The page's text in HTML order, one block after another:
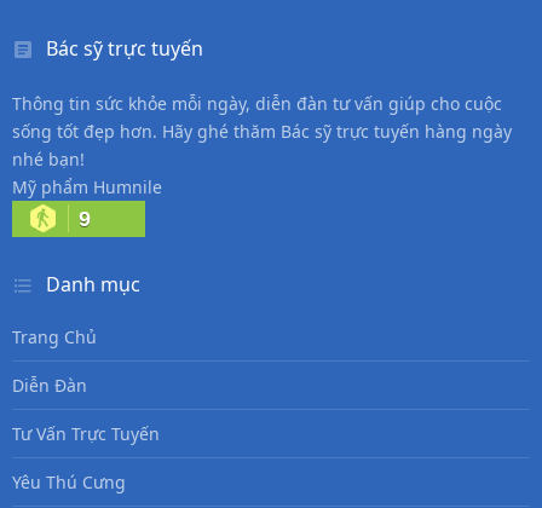
Bác sỹ trực tuyến
Thông tin sức khỏe mỗi ngày, diễn đàn tư vấn giúp cho cuộc
sống tốt đẹp hơn. Hãy ghé thăm Bác sỹ trực tuyến hàng ngày
nhé bạn!
Mỹ phẩm Humnile
9
Danh mục
Trang Chủ
Diễn Đàn
Tư Vấn Trực Tuyến
Yêu Thú Cưng